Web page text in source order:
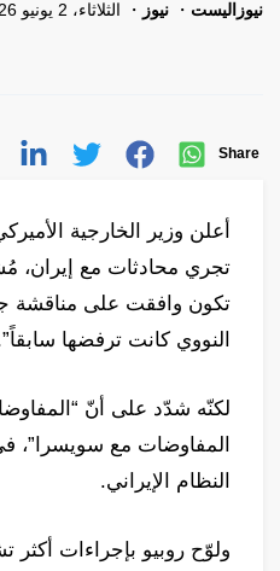
نيوزاليست نيوز الثلاثاء، 2 يونيو 2026
Share
أعلن وزير الخارجية
تجري محادثات مع إيران،
تكون وافقت على مناقشة
النووي كانت ترفضها
لكنّه شدّد على أنّ
المفاوضات مع سويسرا”،
النظام الإيراني.
ولوّح روبيو بإجراءات أكثر